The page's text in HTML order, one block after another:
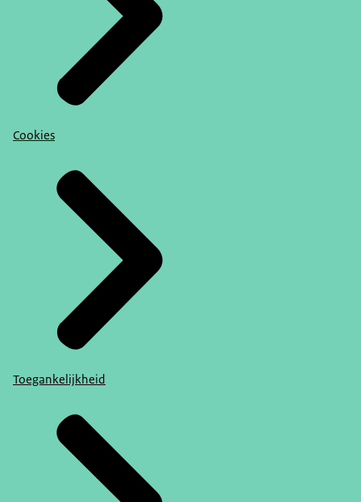
Cookies
Toegankelijkheid